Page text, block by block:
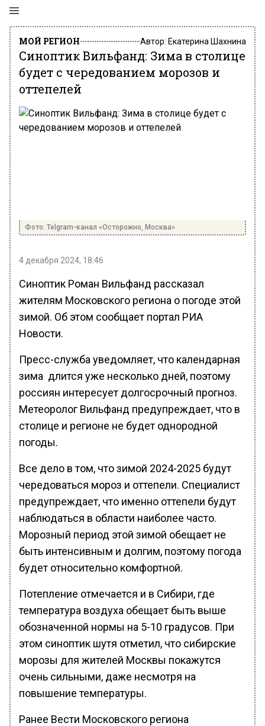
МОЙ РЕГИОН Автор: Екатерина Шахнина
Синоптик Вильфанд: Зима в столице
будет с чередованием морозов и
оттепелей
Фото: Telgram-канал «Осторожно, Москва»
4 декабря 2024, 18:46
Синоптик Роман Вильфанд рассказал
жителям Московского региона о погоде этой
зимой. Об этом сообщает портал РИА
Новости.
Пресс-служба уведомляет, что календарная
зима длится уже несколько дней, поэтому
россиян интересует долгосрочный прогноз.
Метеоролог Вильфанд предупреждает, что в
столице и регионе не будет однородной
погоды.
Все дело в том, что зимой 2024-2025 будут
чередоваться мороз и оттепели. Специалист
предупреждает, что именно оттепели будут
наблюдаться в области наиболее часто.
Морозный период этой зимой обещает не
быть интенсивным и долгим, поэтому погода
будет относительно комфортной.
Потепление отмечается и в Сибири, где
температура воздуха обещает быть выше
обозначенной нормы на 5-10 градусов. При
этом синоптик шутя отметил, что сибирские
морозы для жителей Москвы покажутся
очень сильными, даже несмотря на
повышение температуры.
Ранее Вести Московского региона